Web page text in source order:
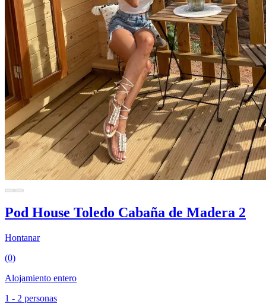
Pod House Toledo Cabaña de Madera 2
Hontanar
(0)
Alojamiento entero
1 - 2 personas